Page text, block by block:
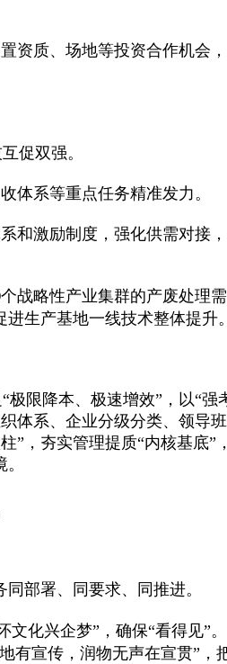
资质、场地等投资合作机会
促双强。
体系等重点任务精准发力。
和激励制度，强化供需对接
个战略性产业集群的产废处理
生产基地一线技术整体提升。
“极限降本、极速增效”，以“强
体系、企业分级分类、领导
”，夯实管理提质“内核基底”
部署、同要求、同推进。
文化兴企梦”，确保“看得见”
有宣传，润物无声在宣贯”，